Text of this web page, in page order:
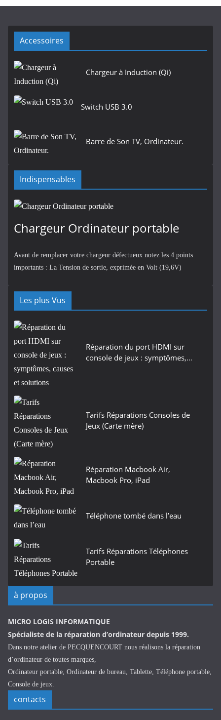
Accessoires
Chargeur à Induction (Qi)
Switch USB 3.0
Barre de Son TV, Ordinateur.
Indispensables
Chargeur Ordinateur portable
Avant de remplacer votre chargeur défectueux notez les 4 points
importants : La Tension de sortie, exprimée en Volt (19,6V)
Les plus Vus
Réparation du port HDMI sur
console de jeux : symptômes,…
Tarifs Réparations Consoles de
Jeux (Carte mère)
Réparation Macbook Air,
Macbook Pro, iPad
Téléphone tombé dans l’eau
Tarifs Réparations Téléphones
Portable
à propos
MICRO LOGIS INFORMATIQUE
Spécialiste de la réparation d’ordinateur depuis 1999.
Dans notre atelier de PECQUENCOURT nous réalisons la réparation
d’ordinateur de toutes marques,
Ordinateur portable, Ordinateur de bureau, Tablette, Téléphone portable,
Console de jeux.
contacts